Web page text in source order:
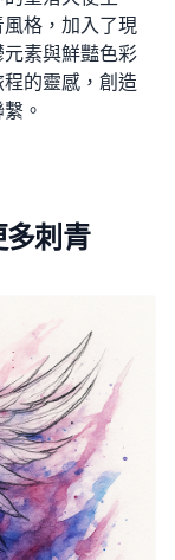
格，加入了現
素與鮮豔色彩
的靈感，創造
。
刺青